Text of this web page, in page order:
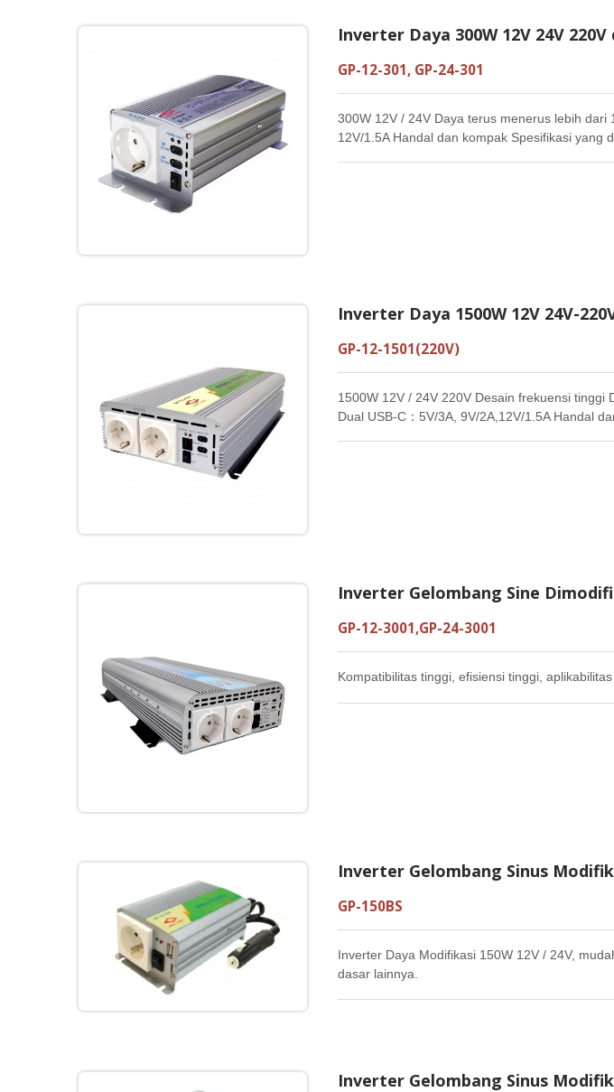
Inverter Daya 300W 12V 24V
GP-12-301, GP-24-301
300W 12V / 24V Daya terus menerus lebih
12V/1.5A Handal dan kompak Spesifikasi yang
Inverter Daya 1500W 12V 24V-
GP-12-1501(220V)
1500W 12V / 24V 220V Desain frekuensi
Dual USB-C：5V/3A, 9V/2A,12V/1.5A Handal
Inverter Gelombang Sine
GP-12-3001,GP-24-3001
Kompatibilitas tinggi, efisiensi tinggi,
Inverter Gelombang Sinus
GP-150BS
Inverter Daya Modifikasi 150W 12V / 24V,
dasar lainnya.
Inverter Gelombang Sinus